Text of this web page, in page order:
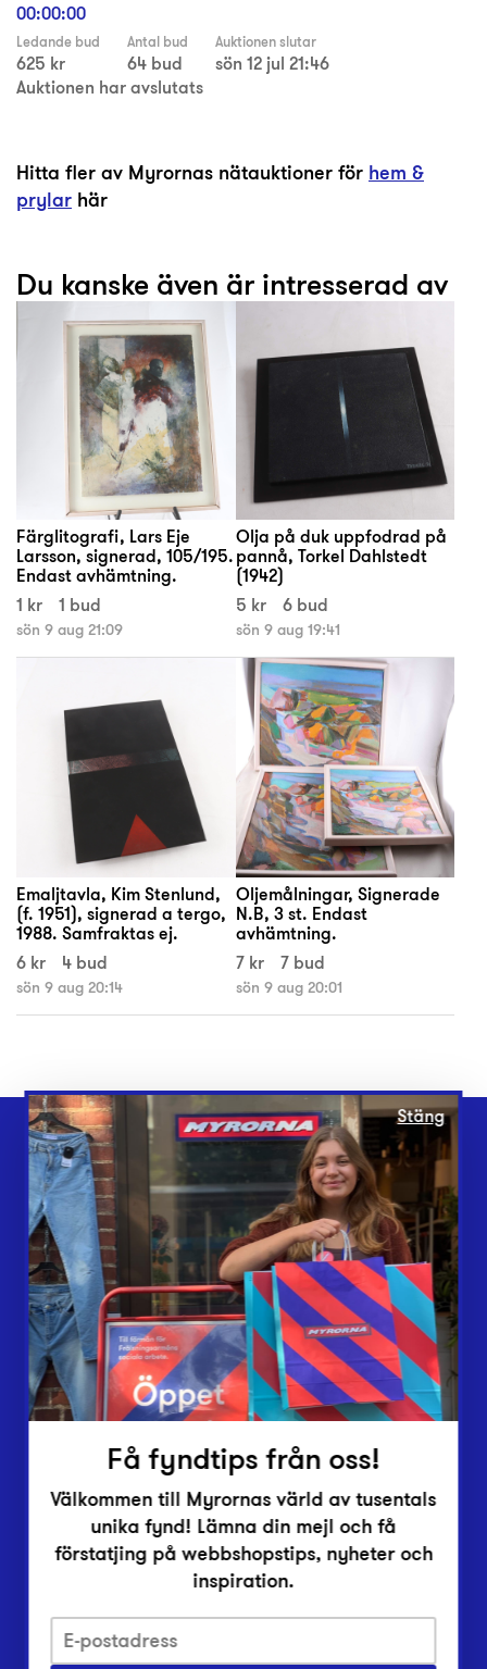
00:00:00
Ledande bud
625 kr
Antal bud
64 bud
Auktionen slutar
sön 12 jul 21:46
Auktionen har avslutats
Hitta fler av Myrornas nätauktioner för hem &
prylar här
Du kanske även är intresserad av
Färglitografi, Lars Eje
Larsson, signerad, 105/195.
Endast avhämtning.
1 kr
1 bud
sön 9 aug 21:09
Olja på duk uppfodrad på
pannå, Torkel Dahlstedt
(1942)
5 kr
6 bud
sön 9 aug 19:41
Emaljtavla, Kim Stenlund,
(f. 1951), signerad a tergo,
1988. Samfraktas ej.
6 kr
4 bud
sön 9 aug 20:14
Oljemålningar, Signerade
N.B, 3 st. Endast
avhämtning.
7 kr
7 bud
sön 9 aug 20:01
Webbshop
Butiker
Lämna in
Vårt överskott
Inlämningsplatser
Om Myrorna
Lediga jobb
Pressrum
Integritetsskyddspolicy
Stäng
Få fyndtips från oss!
Välkommen till Myrornas värld av tusentals
unika fynd! Lämna din mejl och få
förstatjing på webbshopstips, nyheter och
inspiration.